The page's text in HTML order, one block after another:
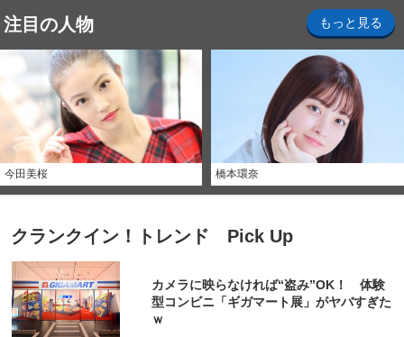
注目の人物 もっと見る
今田美桜 橋本環奈
クランクイン！トレンド Pick Up
カメラに映らなければ“盗み”OK！ 体験
型コンビニ「ギガマート展」がヤバすぎた
ｗ